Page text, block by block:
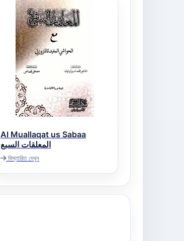
Al Muallaqat us Sabaa
المعلقات السبع
বিস্তারিত দেখুন